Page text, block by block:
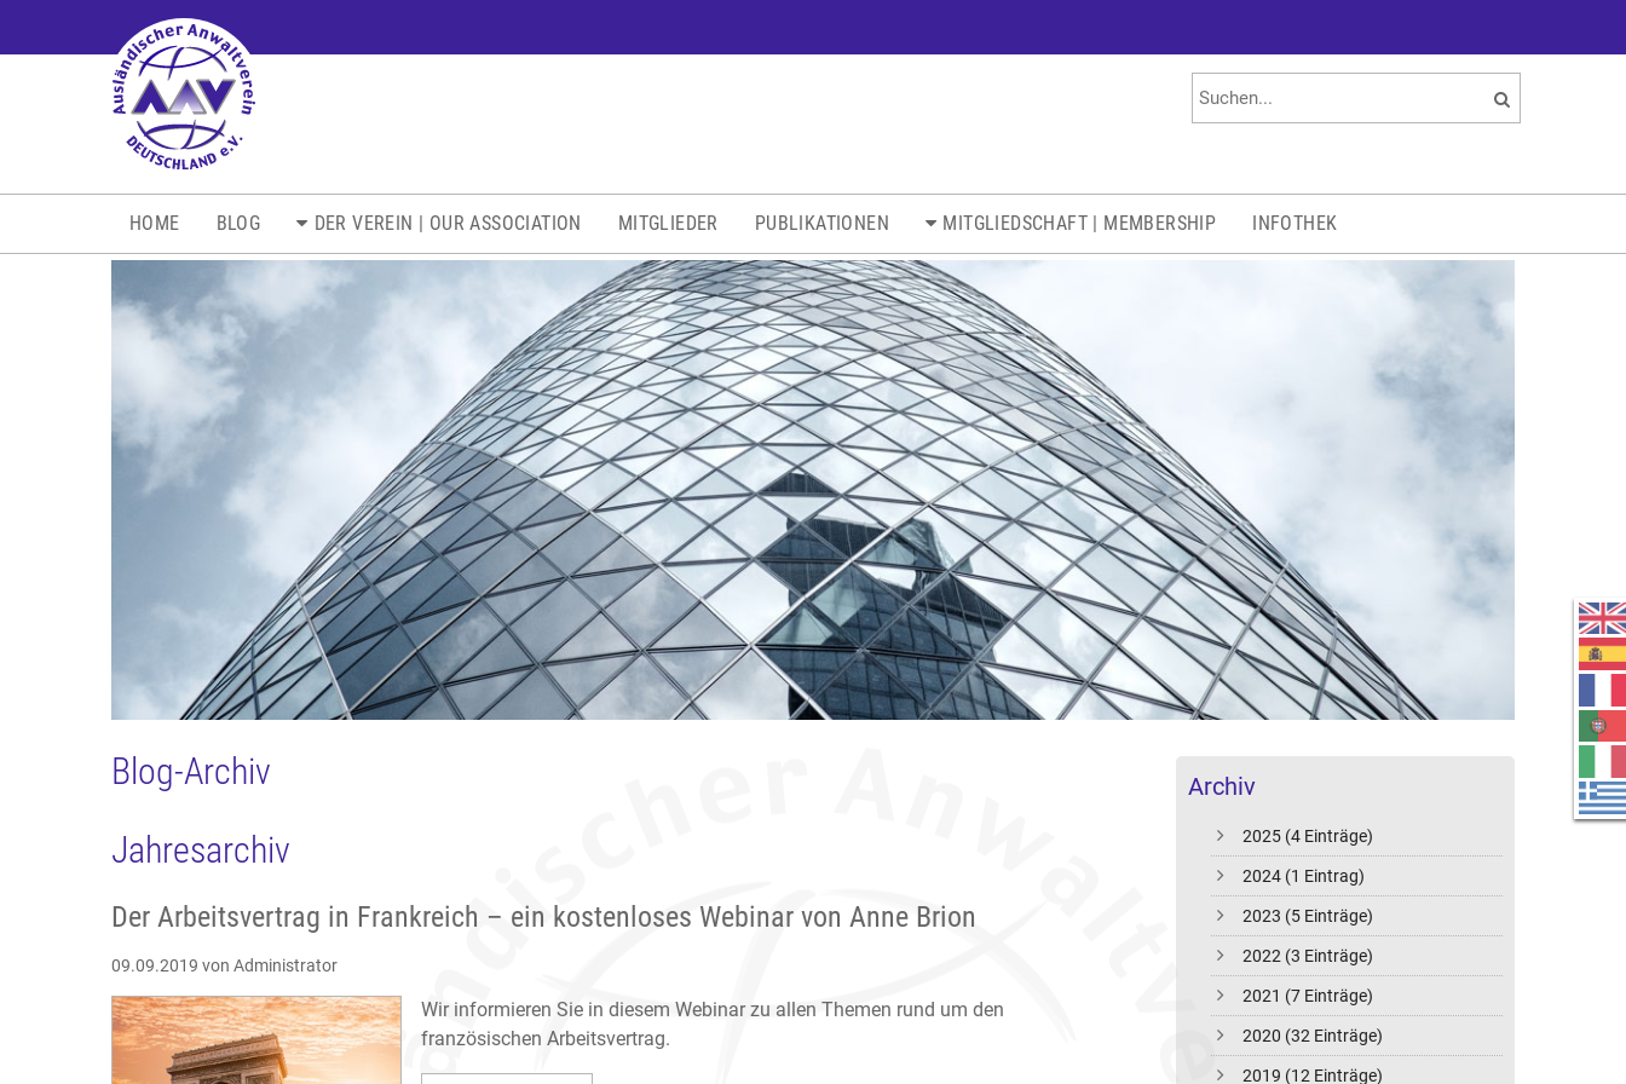
HOME BLOG DER VEREIN | OUR ASSOCIATION MITGLIEDER PUBLIKATIONEN MITGLIEDSCHAFT | MEMBERSHIP INFOTHEK
Archiv
2025 (4 Einträge)
2024 (1 Eintrag)
2023 (5 Einträge)
2022 (3 Einträge)
2021 (7 Einträge)
2020 (32 Einträge)
2019 (12 Einträge)
Blog-Archiv
Jahresarchiv
Der Arbeitsvertrag in Frankreich – ein kostenloses Webinar von Anne Brion
09.09.2019 von Administrator
Wir informieren Sie in diesem Webinar zu allen Themen rund um den
französischen Arbeitsvertrag.